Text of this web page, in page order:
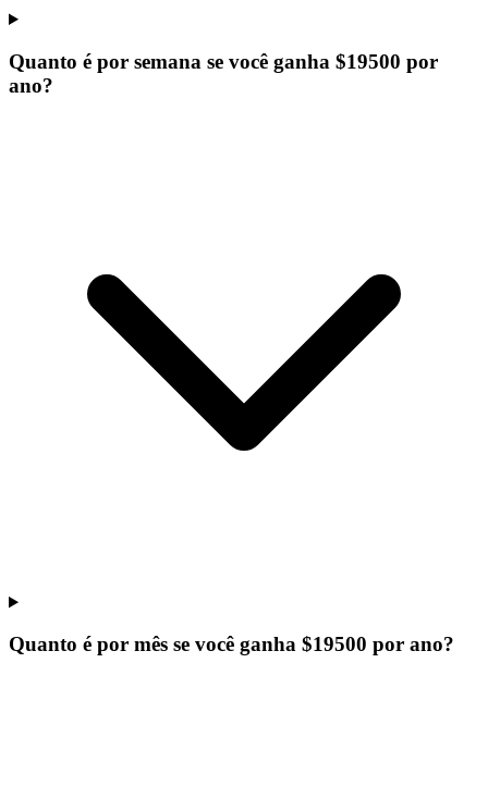
Quanto é por semana se você ganha $19500 por
ano?
Quanto é por mês se você ganha $19500 por ano?